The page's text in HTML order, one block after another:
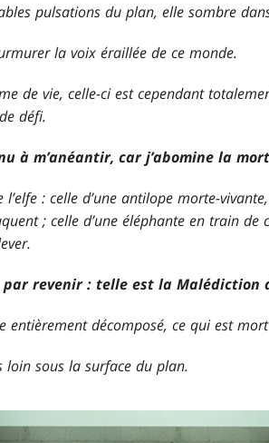
pulsations du plan, elle sombre
la voix éraillée de ce monde.
de vie, celle-ci est cependant
défi.
à m’anéantir, car j’abomine la
l’elfe : celle d’une antilope morte-
; celle d’une éléphante en train de
revenir : telle est la Malédiction
entièrement décomposé, ce qui est
loin sous la surface du plan.